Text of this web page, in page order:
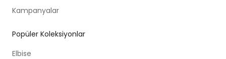
Kampanyalar
Popüler Koleksiyonlar
Elbise